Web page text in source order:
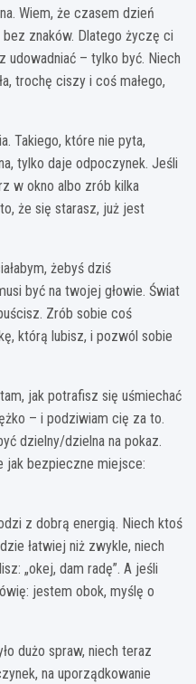
Wiem, że czasem dzień
znaków. Dlatego życzę ci
udowadniać – tylko być. Niech
trochę ciszy i coś małego,
Takiego, które nie pyta,
tylko daje odpoczynek. Jeśli
w okno albo zrób kilka
że się starasz, już jest
żebyś dziś
być na twojej głowie. Świat
Zrób sobie coś
którą lubisz, i pozwól sobie
jak potrafisz się uśmiechać
– i podziwiam cię za to.
dzielny/dzielna na pokaz.
jak bezpieczne miejsce:
z dobrą energią. Niech ktoś
łatwiej niż zwykle, niech
„okej, dam radę”. A jeśli
jestem obok, myślę o
dużo spraw, niech teraz
na uporządkowanie